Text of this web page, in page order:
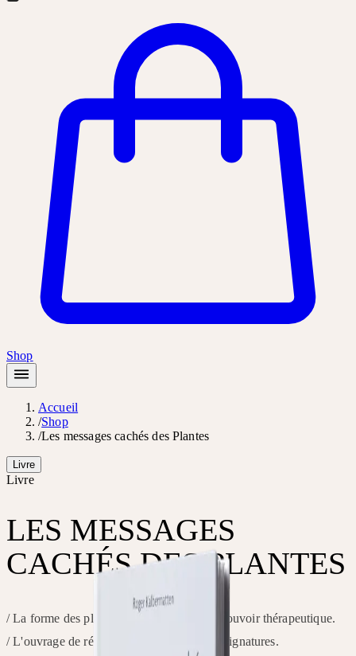
Shop
Accueil
/Shop
/Les messages cachés des Plantes
Livre
Livre
LES MESSAGES
CACHÉS DES PLANTES
/ La forme des plantes comme clé de leur pouvoir thérapeutique.
/ L'ouvrage de référence sur la théorie des signatures.